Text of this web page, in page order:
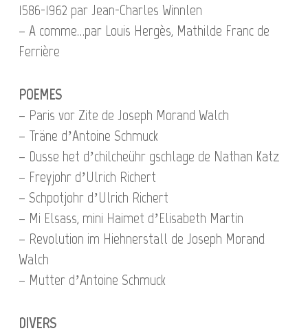
1586-1962 par Jean-Charles Winnlen
– A comme…par Louis Hergès, Mathilde Franc de
Ferrière
POEMES
– Paris vor Zite de Joseph Morand Walch
– Träne d’Antoine Schmuck
– Dusse het d’chilcheühr gschlage de Nathan Katz
– Freyjohr d’Ulrich Richert
– Schpotjohr d’Ulrich Richert
– Mi Elsass, mini Haimet d’Elisabeth Martin
– Revolution im Hiehnerstall de Joseph Morand
Walch
– Mutter d’Antoine Schmuck
DIVERS